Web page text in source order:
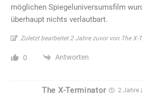
möglichen Spiegeluniversumsfilm
überhaupt nichts verlautbart.
Zuletzt bearbeitet 2 Jahre zuvor von The X-
0 Antworten
The X-Terminator 2 Jahre